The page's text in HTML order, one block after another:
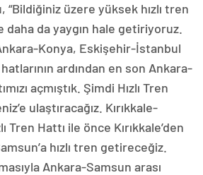
üzere yüksek hızlı tren
daha da yaygın hale getiriyoruz.
Konya, Eskişehir-İstanbul
ardından en son Ankara-
açmıştık. Şimdi Hızlı Tren
ulaştıracağız. Kırıkkale-
Tren Hattı ile önce Kırıkkale’den
hızlı tren getireceğiz.
Ankara-Samsun arası